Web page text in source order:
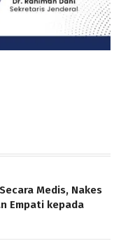
Medis, Nakes
Empati kepada